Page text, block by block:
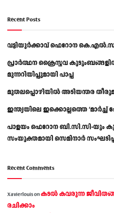
Recent Posts
വട്ടിയൂർക്കാവ് ഫെറോന
പ്രാര്‍ത്ഥന ക്രൈസ്തവ
മുന്നറിയിപ്പുമായി പാപ്പ
മുതലപ്പൊഴിയിൽ അടിയന്തര
ഇന്ത്യയിലെ ഇക്കൊല്ലത്തെ
പാളയം ഫെറോന ബി.സി.സി-
സംയുക്തമായി സെമിനാർ
Recent Comments
Xavierlouisonകടല്‍ കവരുന്ന
രചിക്കാം